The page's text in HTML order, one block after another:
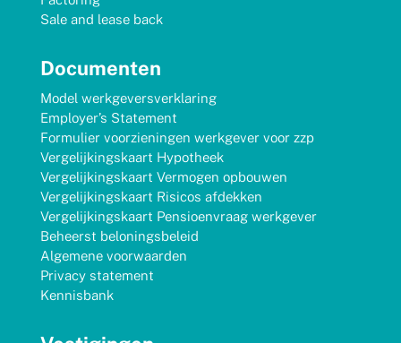
Sale and lease back
Documenten
Model werkgeversverklaring
Employer’s Statement
Formulier voorzieningen werkgever voor zzp
Vergelijkingskaart Hypotheek
Vergelijkingskaart Vermogen opbouwen
Vergelijkingskaart Risicos afdekken
Vergelijkingskaart Pensioenvraag werkgever
Beheerst beloningsbeleid
Algemene voorwaarden
Privacy statement
Kennisbank